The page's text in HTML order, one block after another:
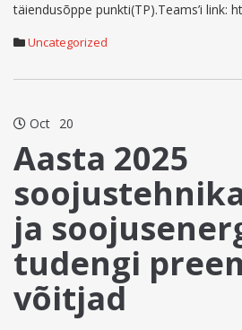
täiendusõppe punkti(TP).Teams’i link:
Uncategorized
Oct 20
Aasta 2025
ja
tudengi
võitjad